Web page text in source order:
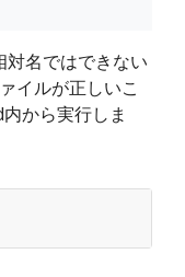
対名ではできない
イルが正しいこ
から実行しま